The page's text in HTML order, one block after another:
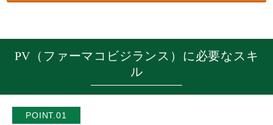
PV（ファーマコビジランス）に必要なスキ
ル
POINT.01